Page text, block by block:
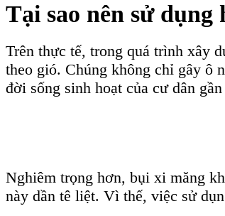
Tại sao nên sử dụng
Trên thực tế, trong quá trình xây
theo gió. Chúng không chỉ gây ô
đời sống sinh hoạt của cư dân
Nghiêm trọng hơn, bụi xi măng
này dần tê liệt. Vì thế, việc sử